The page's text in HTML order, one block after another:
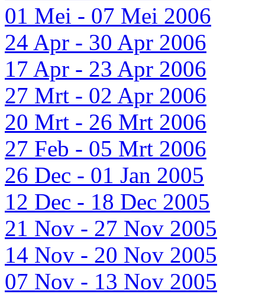
01 Mei - 07 Mei 2006
24 Apr - 30 Apr 2006
17 Apr - 23 Apr 2006
27 Mrt - 02 Apr 2006
20 Mrt - 26 Mrt 2006
27 Feb - 05 Mrt 2006
26 Dec - 01 Jan 2005
12 Dec - 18 Dec 2005
21 Nov - 27 Nov 2005
14 Nov - 20 Nov 2005
07 Nov - 13 Nov 2005